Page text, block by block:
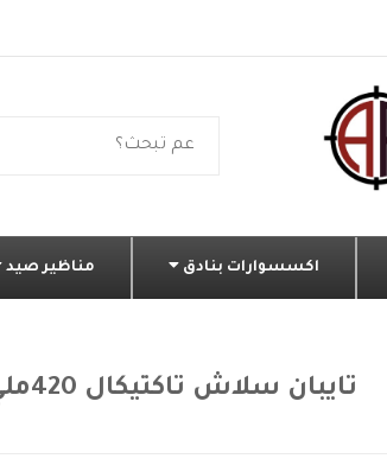
اكسسوارات بنادق مناظير صيد
تايبان سلاش تاكتيكال 420ملي عيار 4.5